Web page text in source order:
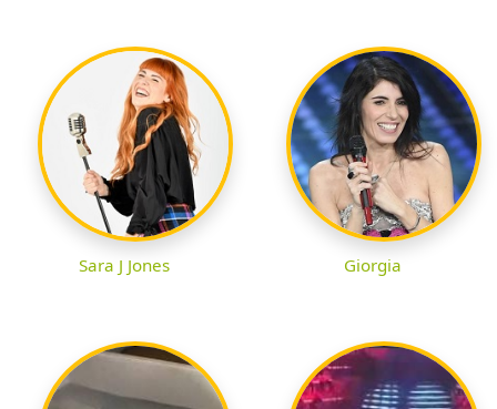
Sara J Jones Giorgia